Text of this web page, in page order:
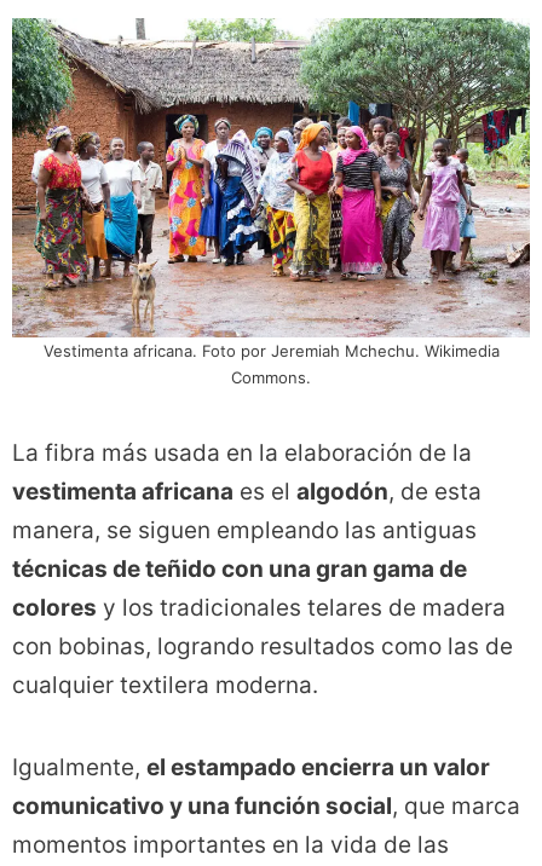
Vestimenta africana. Foto por Jeremiah Mchechu. Wikimedia
Commons.
La fibra más usada en la elaboración de la
vestimenta africana es el algodón, de esta
manera, se siguen empleando las antiguas
técnicas de teñido con una gran gama de
colores y los tradicionales telares de madera
con bobinas, logrando resultados como las de
cualquier textilera moderna.
Igualmente, el estampado encierra un valor
comunicativo y una función social, que marca
momentos importantes en la vida de las